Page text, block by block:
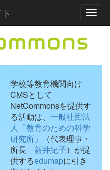
学校等教育機関向け
CMSとして
NetCommonsを提供す
る活動は、 一般社団法
人「教育のための科学
研究所」
（代表理事・
所長 新井紀子）が提
供するedumapに引き